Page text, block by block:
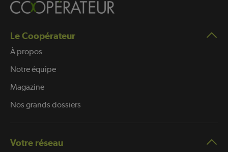
Le Coopérateur
À propos
Notre équipe
Magazine
Nos grands dossiers
Votre réseau